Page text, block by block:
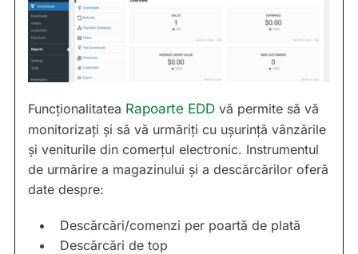
Funcționalitatea Rapoarte EDD vă permite să vă
monitorizați și să vă urmăriți cu ușurință vânzările
și veniturile din comerțul electronic. Instrumentul
de urmărire a magazinului și a descărcărilor oferă
date despre:
Descărcări/comenzi per poartă de plată
Descărcări de top